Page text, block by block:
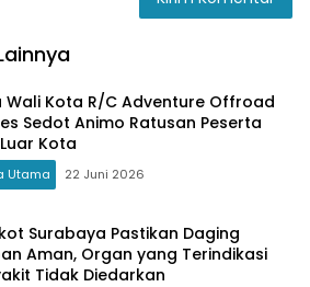
Wali Kota R/C Adventure Offroad
Sedot Animo Ratusan Peserta
Kota
Utama 22 Juni 2026
Surabaya Pastikan Daging
Aman, Organ yang Terindikasi
Tidak Diedarkan